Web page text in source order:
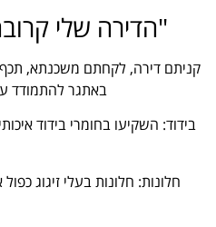
"הדירה שלי
קניתם דירה, לקחתם משכנתא,
באתגר להתמודד
בידוד: השקיעו בחומרי בידוד